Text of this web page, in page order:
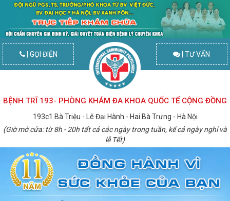
| GỌI ĐIỆN | TƯ VẤN
BỆNH TRĨ 193- PHÒNG KHÁM ĐA KHOA QUỐC TẾ CỘNG ĐỒNG
193c1 Bà Triệu - Lê Đại Hành - Hai Bà Trưng - Hà Nội
(Giờ mở cửa: từ 8h - 20h tất cả các ngày trong tuần, kể cả ngày nghỉ và
lễ Tết)